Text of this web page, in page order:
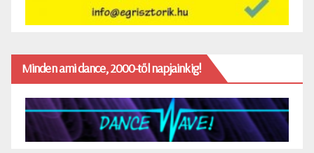
Minden ami dance, 2000-től napjainkig!